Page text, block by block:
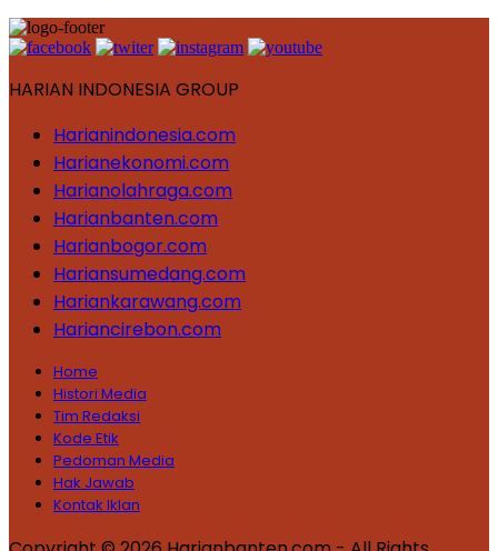
HARIAN INDONESIA GROUP
Harianindonesia.com
Harianekonomi.com
Harianolahraga.com
Harianbanten.com
Harianbogor.com
Hariansumedang.com
Hariankarawang.com
Hariancirebon.com
Home
Histori Media
Tim Redaksi
Kode Etik
Pedoman Media
Hak Jawab
Kontak Iklan